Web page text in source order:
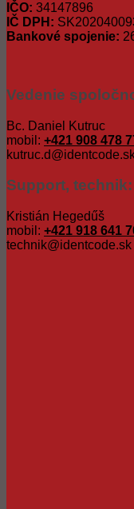
IČO: 34147896
IČ DPH:
Bankové spojenie:
Vedenie
Bc. Daniel Kutruc
mobil: +421 908 478
Support, technik:
Kristián Hegedűš
mobil: +421 918 641
technik@identcode.sk